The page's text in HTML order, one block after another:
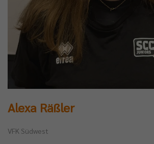
Alexa Räßler
VFK Südwest